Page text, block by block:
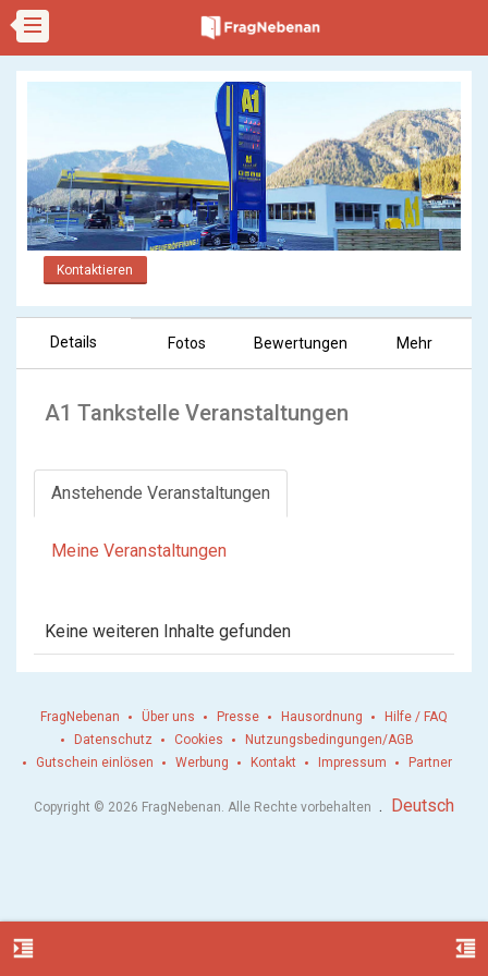
Kontaktieren
Details Fotos Bewertungen Mehr
A1 Tankstelle Veranstaltungen
Anstehende Veranstaltungen
Meine Veranstaltungen
Keine weiteren Inhalte gefunden
format_indent_increase format_indent_decrease
FragNebenan Über uns Presse Hausordnung
Hilfe / FAQ
Datenschutz
Cookies
Nutzungsbedingungen/AGB
Gutschein einlösen
Werbung Kontakt Impressum Partner
Copyright © 2026 FragNebenan. Alle Rechte vorbehalten . Deutsch